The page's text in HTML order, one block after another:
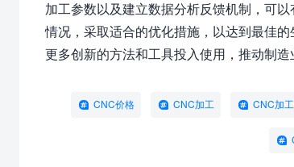
加工参数以及建立数据分析反馈机制，可
情况，采取适合的优化措施，以达到最佳
更多创新的方法和工具投入使用，推动制造
CNC价格 CNC加工 CNC加